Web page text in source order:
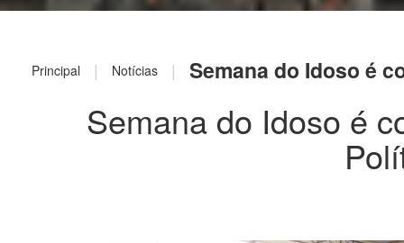
Principal | Notícias | Semana do Idoso é
Semana do Idoso é